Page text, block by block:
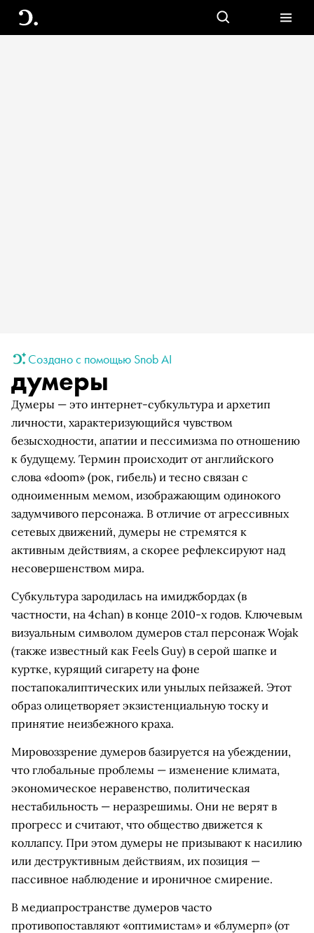
Создано с помощью Snob AI
думеры
Думеры — это интернет-субкультура и архетип
личности, характеризующийся чувством
безысходности, апатии и пессимизма по отношению
к будущему. Термин происходит от английского
слова «doom» (рок, гибель) и тесно связан с
одноименным мемом, изображающим одинокого
задумчивого персонажа. В отличие от агрессивных
сетевых движений, думеры не стремятся к
активным действиям, а скорее рефлексируют над
несовершенством мира.
Субкультура зародилась на имиджбордах (в
частности, на 4chan) в конце 2010-х годов. Ключевым
визуальным символом думеров стал персонаж Wojak
(также известный как Feels Guy) в серой шапке и
куртке, курящий сигарету на фоне
постапокалиптических или унылых пейзажей. Этот
образ олицетворяет экзистенциальную тоску и
принятие неизбежного краха.
Мировоззрение думеров базируется на убеждении,
что глобальные проблемы — изменение климата,
экономическое неравенство, политическая
нестабильность — неразрешимы. Они не верят в
прогресс и считают, что общество движется к
коллапсу. При этом думеры не призывают к насилию
или деструктивным действиям, их позиция —
пассивное наблюдение и ироничное смирение.
В медиапространстве думеров часто
противопоставляют «оптимистам» и «блумерп» (от